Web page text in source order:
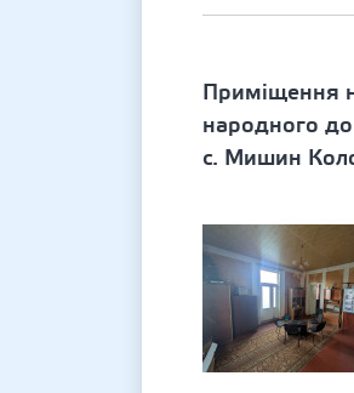
Приміщення
народного
с. Мишин